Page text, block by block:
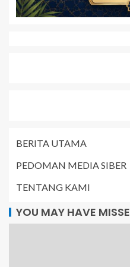
BERITA UTAMA
PEDOMAN MEDIA SIBER
TENTANG KAMI
YOU MAY HAVE